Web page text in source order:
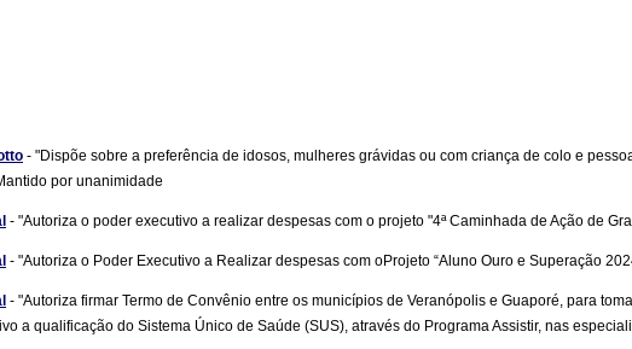
- "Dispõe sobre a preferência de idosos, mulheres grávidas ou com criança de colo e
por unanimidade
- "Autoriza o poder executivo a realizar despesas com o projeto "4ª Caminhada de Ação de
- "Autoriza o Poder Executivo a Realizar despesas com oProjeto “Aluno Ouro e Superação
- "Autoriza firmar Termo de Convênio entre os municípios de Veranópolis e Guaporé, para
a qualificação do Sistema Único de Saúde (SUS), através do Programa Assistir, nas